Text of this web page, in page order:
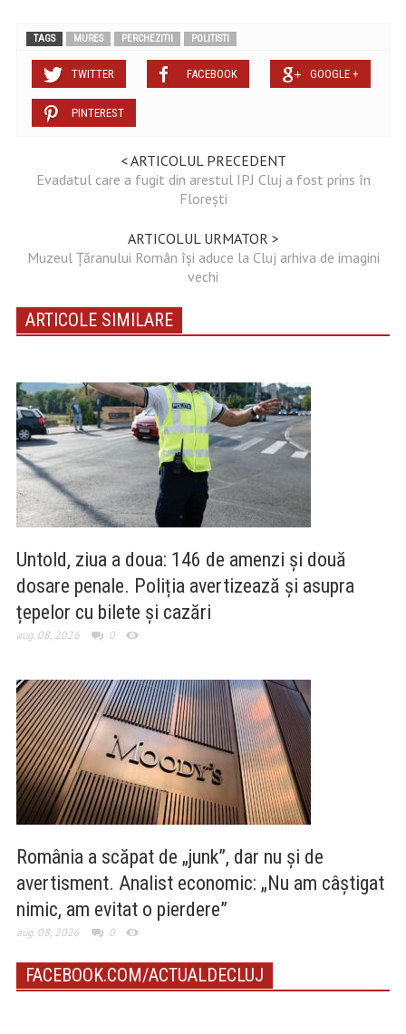
TAGS MURES PERCHEZITII POLITISTI
TWITTER FACEBOOK GOOGLE +
PINTEREST
< ARTICOLUL PRECEDENT
Evadatul care a fugit din arestul IPJ Cluj a fost prins în
Florești
ARTICOLUL URMATOR >
Muzeul Țăranului Român își aduce la Cluj arhiva de imagini
vechi
ARTICOLE SIMILARE
Untold, ziua a doua: 146 de amenzi și două
dosare penale. Poliția avertizează și asupra
țepelor cu bilete și cazări
aug. 08, 2026 0
România a scăpat de „junk”, dar nu și de
avertisment. Analist economic: „Nu am câștigat
nimic, am evitat o pierdere”
aug. 08, 2026 0
FACEBOOK.COM/ACTUALDECLUJ